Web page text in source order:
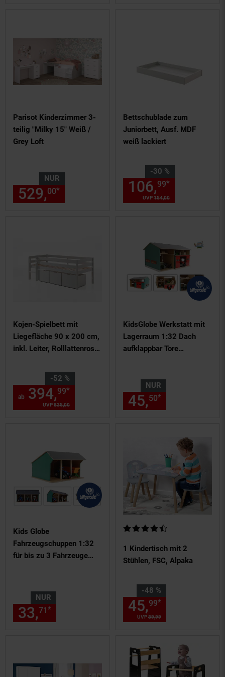
Parisot Kinderzimmer 3-
teilig "Milky 15" Weiß /
Grey Loft
NUR
529,00* € Sternchen
Bettschublade zum
Juniorbett, Ausf. MDF
weiß lackiert
-30 %
Sie Sparen 30 Prozent,
UVP154,00
106,99*
Kojen-Spielbett mit
Liegefläche 90 x 200 cm,
inkl. Leiter, Rolllattenrost
und MDF weiß lackiert
-52 %
Sie Sparen 52 Prozent,
UVP835,00
ab 394,99* 99€ Sternchen
KidsGlobe Werkstatt mit
Lagerraum 1:32 Dach
aufklappbar Tore
NUR
45,50*
Kids Globe
Fahrzeugschuppen 1:32
für bis zu 3 Fahrzeuge
NUR
33,71* € Sternchen
1 Kindertisch mit 2
Stühlen, FSC, Alpaka
Kundenbewertung: 4,5 von 5
-48 %
Sie Sparen 48 Prozent,
UVP89,99
45,99*